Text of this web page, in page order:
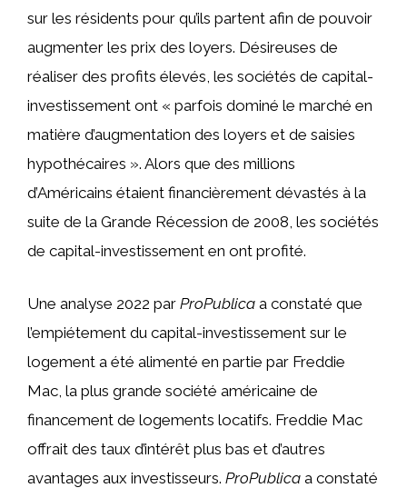
sur les résidents pour qu’ils partent afin de pouvoir
augmenter les prix des loyers. Désireuses de
réaliser des profits élevés, les sociétés de capital-
investissement ont « parfois dominé le marché en
matière d’augmentation des loyers et de saisies
hypothécaires ». Alors que des millions
d’Américains étaient financièrement dévastés à la
suite de la Grande Récession de 2008, les sociétés
de capital-investissement en ont profité.
Une analyse 2022 par ProPublica a constaté que
l’empiétement du capital-investissement sur le
logement a été alimenté en partie par Freddie
Mac, la plus grande société américaine de
financement de logements locatifs. Freddie Mac
offrait des taux d’intérêt plus bas et d’autres
avantages aux investisseurs. ProPublica a constaté